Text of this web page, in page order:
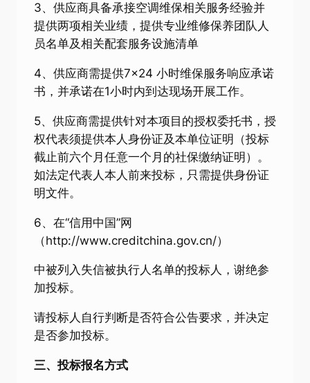
3、供应商具备承接空调维保相关服务经验并
提供两项相关业绩，提供专业维修保养团队人
员名单及相关配套服务设施清单
4、供应商需提供7×24 小时维保服务响应承诺
书，并承诺在1小时内到达现场开展工作。
5、供应商需提供针对本项目的授权委托书，授
权代表须提供本人身份证及本单位证明（投标
截止前六个月任意一个月的社保缴纳证明）。
如法定代表人本人前来投标，只需提供身份证
明文件。
6、在“信用中国”网
（http://www.creditchina.gov.cn/）
中被列入失信被执行人名单的投标人，谢绝参
加投标。
请投标人自行判断是否符合公告要求，并决定
是否参加投标。
三、 投标报名方式